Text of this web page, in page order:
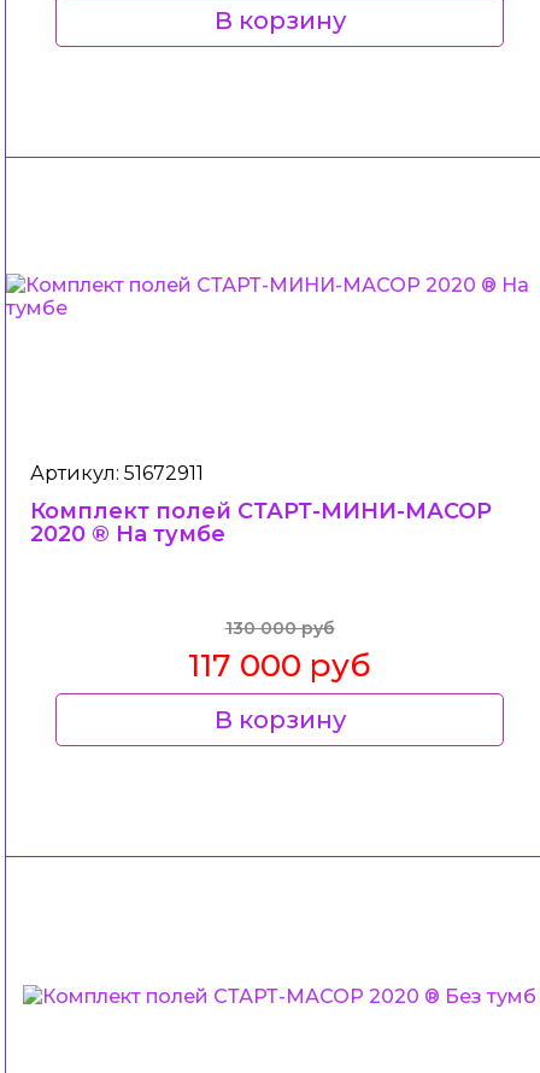
В корзину
Артикул: 51672911
Комплект полей СТАРТ-МИНИ-МАСОР
2020 ® На тумбе
130 000 руб
117 000 руб
В корзину